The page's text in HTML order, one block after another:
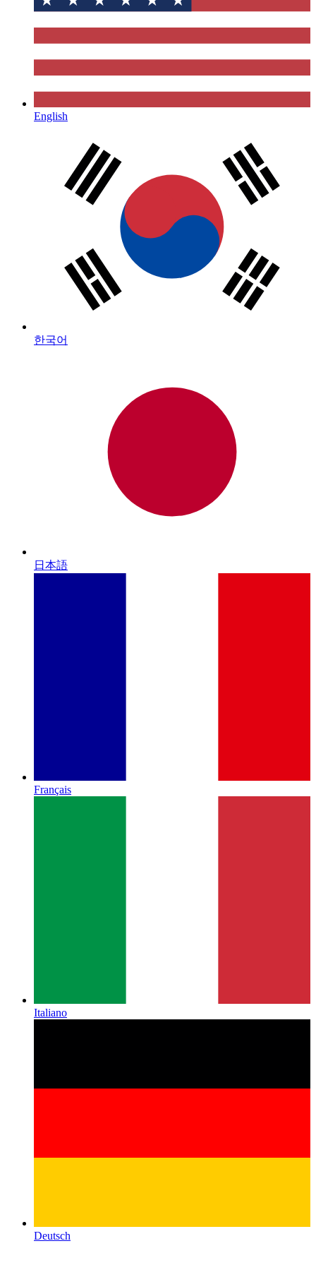
English
한국어
日本語
Français
Italiano
Deutsch